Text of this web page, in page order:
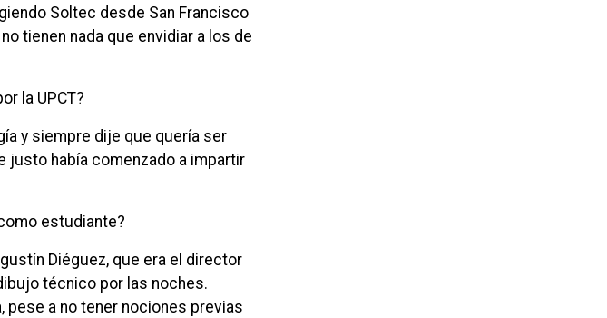
Soltec desde San Francisco
tienen nada que envidiar a los de
la UPCT?
y siempre dije que quería ser
justo había comenzado a impartir
estudiante?
Diéguez, que era el director
técnico por las noches.
pese a no tener nociones previas